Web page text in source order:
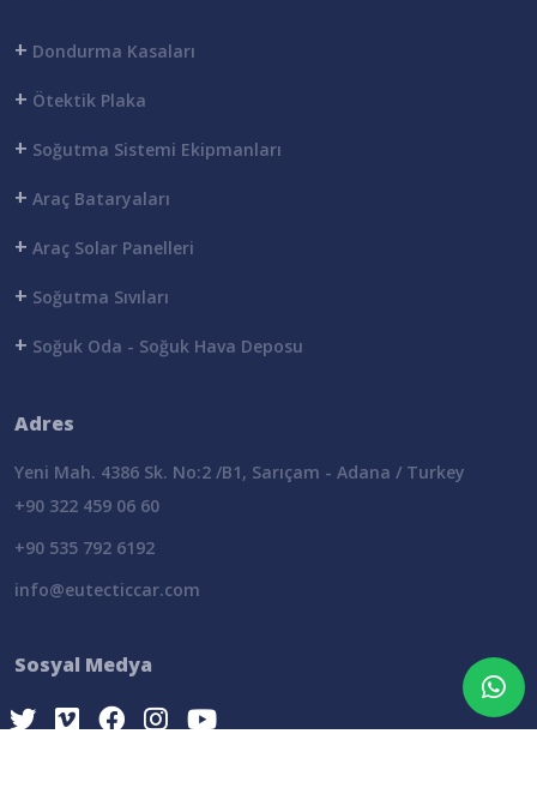
+ Dondurma Kasaları
+ Ötektik Plaka
+ Soğutma Sistemi Ekipmanları
+ Araç Bataryaları
+ Araç Solar Panelleri
+ Soğutma Sıvıları
+ Soğuk Oda - Soğuk Hava Deposu
Adres
Yeni Mah. 4386 Sk. No:2 /B1, Sarıçam - Adana / Turkey
+90 322 459 06 60
+90 535 792 6192
info@eutecticcar.com
Sosyal Medya